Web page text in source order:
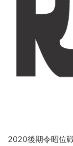
2020後期令昭位